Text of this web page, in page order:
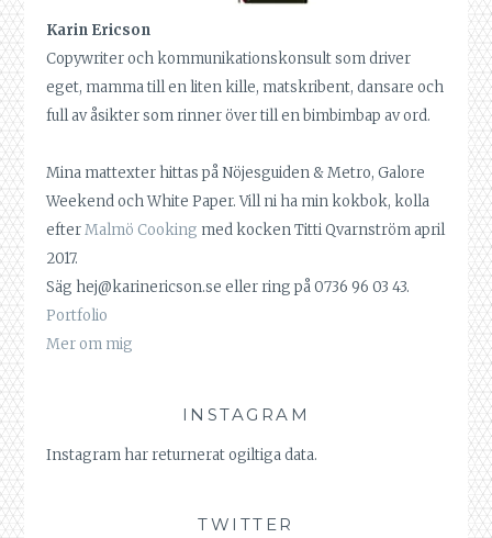
Karin Ericson
Copywriter och kommunikationskonsult som driver
eget, mamma till en liten kille, matskribent, dansare och
full av åsikter som rinner över till en bimbimbap av ord.
Mina mattexter hittas på Nöjesguiden & Metro, Galore
Weekend och White Paper. Vill ni ha min kokbok, kolla
efterMalmö Cooking med kocken Titti Qvarnström april
2017.
Säg hej@karinericson.se eller ring på 0736 96 03 43.
Portfolio
Mer om mig
INSTAGRAM
Instagram har returnerat ogiltiga data.
TWITTER